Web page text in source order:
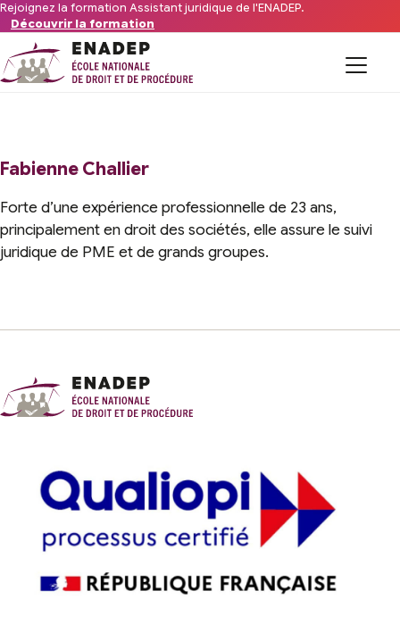
Aller au contenu
Rejoignez la formation Assistant juridique de l'ENADEP.
Découvrir la formation
L’organisme
Financements
Offres d’emploi du secteur
Fabienne Challier
Forte d’une expérience professionnelle de 23 ans,
principalement en droit des sociétés, elle assure le suivi
juridique de PME et de grands groupes.